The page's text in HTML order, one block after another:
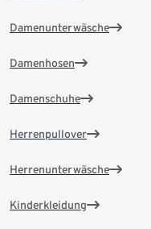
Damenunterwäsche
Damenhosen
Damenschuhe
Herrenpullover
Herrenunterwäsche
Kinderkleidung